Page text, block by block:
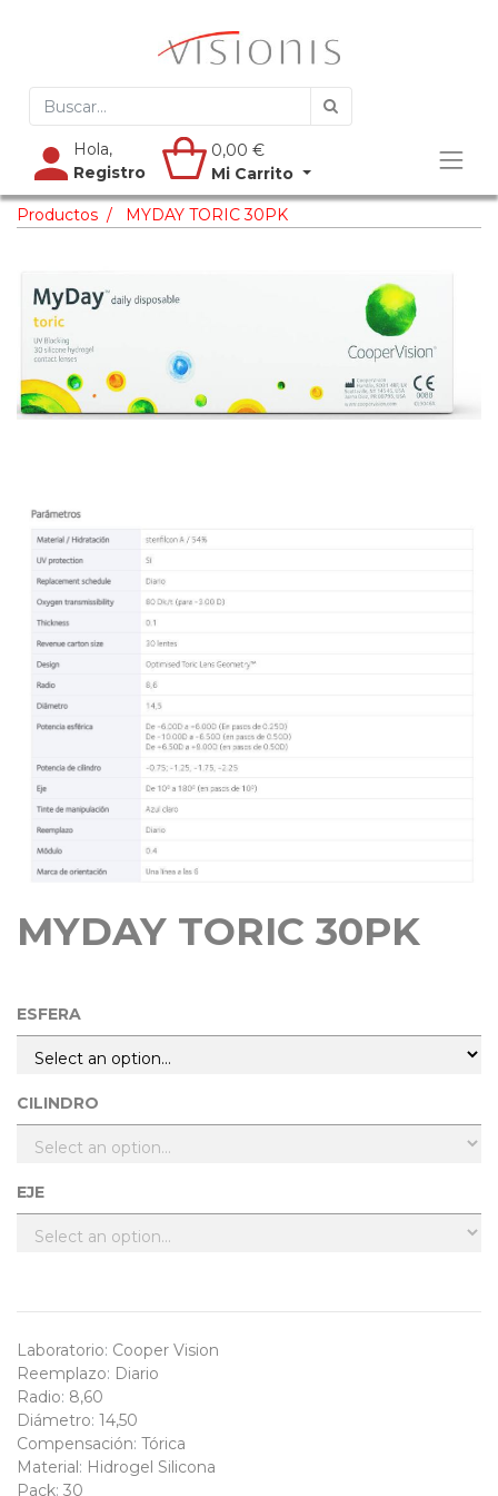
Hola,
Registro
0,00 €
Mi Carrito
Productos MYDAY TORIC 30PK
MYDAY TORIC 30PK
ESFERA
CILINDRO
EJE
Laboratorio: Cooper Vision
Reemplazo: Diario
Radio: 8,60
Diámetro: 14,50
Compensación: Tórica
Material : Hidrogel Silicona
Pack: 30